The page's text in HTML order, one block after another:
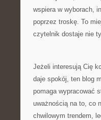
wspiera w wyborach,
poprzez troskę. To
czytelnik dostaje nie
Jeżeli interesują Cię
daje spokój, ten blog
pomaga wypracować
uważnością na to, co
chwilowym trendem,